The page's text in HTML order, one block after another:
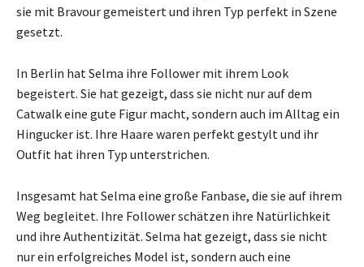
sie mit Bravour gemeistert und ihren Typ perfekt in Szene
gesetzt.
In Berlin hat Selma ihre Follower mit ihrem Look
begeistert. Sie hat gezeigt, dass sie nicht nur auf dem
Catwalk eine gute Figur macht, sondern auch im Alltag ein
Hingucker ist. Ihre Haare waren perfekt gestylt und ihr
Outfit hat ihren Typ unterstrichen.
Insgesamt hat Selma eine große Fanbase, die sie auf ihrem
Weg begleitet. Ihre Follower schätzen ihre Natürlichkeit
und ihre Authentizität. Selma hat gezeigt, dass sie nicht
nur ein erfolgreiches Model ist, sondern auch eine